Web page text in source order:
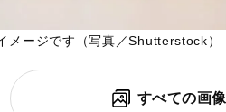
メージです（写真／Shutterstock）
すべての画